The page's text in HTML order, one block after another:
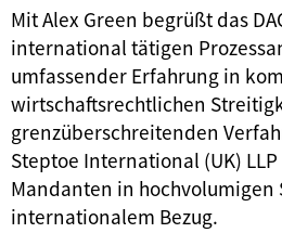
Mit Alex Green begrüßt das
international tätigen
umfassender Erfahrung in
wirtschaftsrechtlichen
grenzüberschreitenden
Steptoe International (UK)
Mandanten in
internationalem Bezug.